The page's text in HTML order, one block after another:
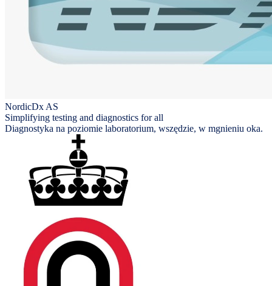
NordicDx AS
Simplifying testing and diagnostics for all
Diagnostyka na poziomie laboratorium, wszędzie, w mgnieniu oka.